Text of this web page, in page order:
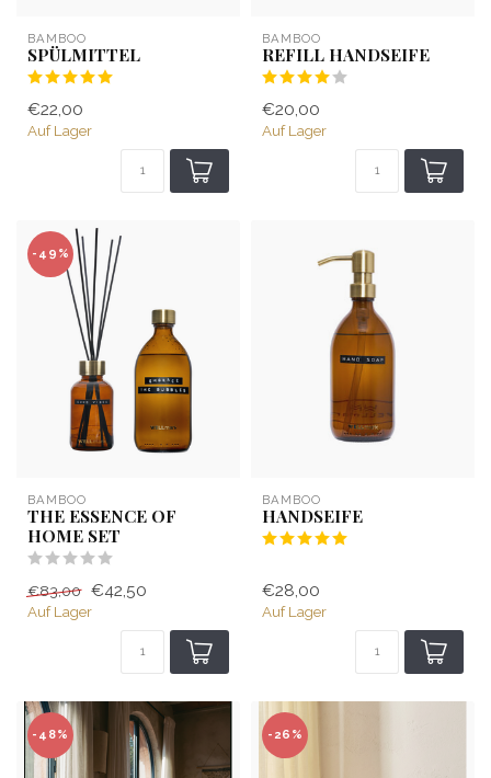
BAMBOO
SPÜLMITTEL
€22,00
Auf Lager
BAMBOO
REFILL HANDSEIFE
€20,00
Auf Lager
-49%
BAMBOO
THE ESSENCE OF
HOME SET
€83,00 €42,50
Auf Lager
BAMBOO
HANDSEIFE
€28,00
Auf Lager
-48% -26%